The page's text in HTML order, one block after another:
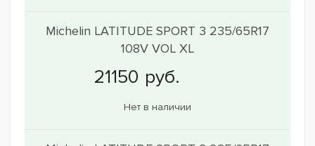
Michelin LATITUDE SPORT 3 235/65R17
108V VOL XL
Нет в наличии